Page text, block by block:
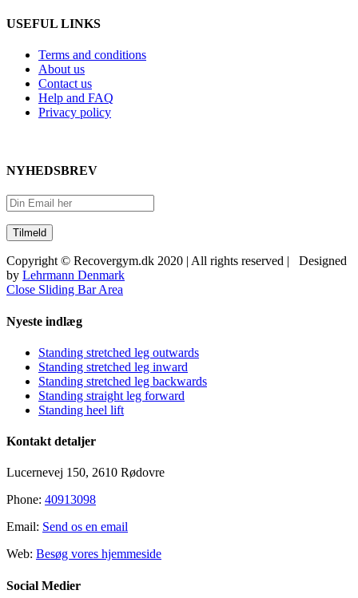
USEFUL LINKS
Terms and conditions
About us
Contact us
Help and FAQ
Privacy policy
NYHEDSBREV
Copyright © Recovergym.dk 2020 | All rights reserved | Designed
by Lehrmann Denmark
Close Sliding Bar Area
Nyeste indlæg
Standing stretched leg outwards
Standing stretched leg inward
Standing stretched leg backwards
Standing straight leg forward
Standing heel lift
Kontakt detaljer
Lucernevej 150, 2610 Rødovre
Phone: 40913098
Email: Send os en email
Web: Besøg vores hjemmeside
Social Medier